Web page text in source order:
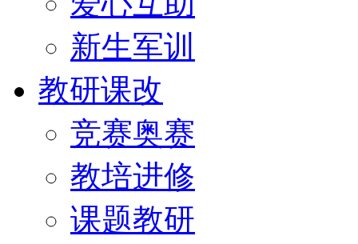
新生军训
教研课改
竞赛奥赛
教培进修
课题教研